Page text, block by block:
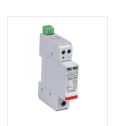
Überspannungsschutz